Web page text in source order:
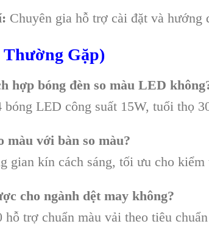
Chuyên gia hỗ trợ cài đặt và hướng
Gặp)
hợp bóng đèn so màu LED
LED công suất 15W, tuổi thọ
màu với bàn so màu?
gian kín cách sáng, tối ưu cho
cho ngành dệt may không?
trợ chuẩn màu vải theo tiêu